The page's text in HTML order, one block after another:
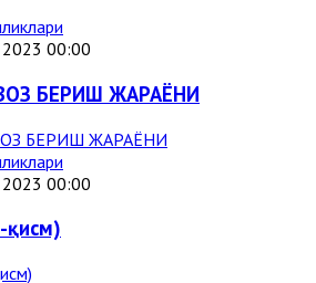
2023 00:00
БЕРИШ ЖАРАЁНИ
2023 00:00
қисм)